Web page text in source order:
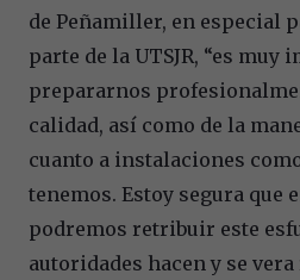
de Peñamiller, en especial
parte de la UTSJR, “es muy
prepararnos
calidad, así como de la
cuanto a instalaciones
tenemos. Estoy segura que
podremos retribuir este
autoridades hacen y se